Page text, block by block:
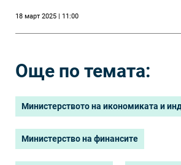
март
18 март 2025 | 11:00
Още по темата:
Министерството на икономиката и
Министерство на финансите